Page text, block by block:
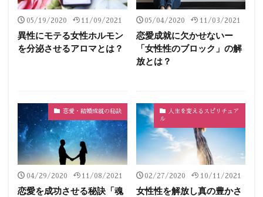
05/19/2020 11/09/2021
異性にモテる女性ホルモン
を分泌させるアロマとは？
05/04/2020 11/03/2021
恋愛成就に欠かせないー
「女性性のブロック」の解
放とは？
恋愛・結婚成就の秘訣
04/29/2020 11/08/2021
恋愛を成功させる秘訣「魂
人生を変えるスピリチュア
ル
02/27/2020 10/11/2021
女性性を解放し真の豊かさ